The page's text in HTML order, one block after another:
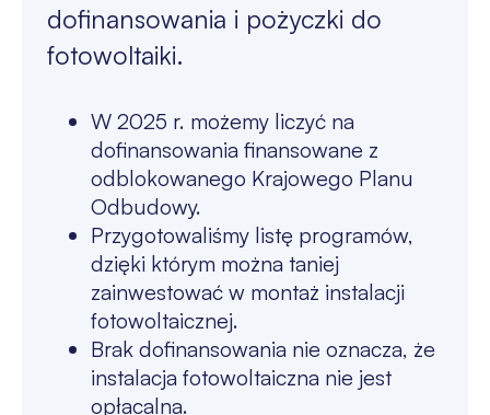
dofinansowania i pożyczki do
fotowoltaiki.
W 2025 r. możemy liczyć na
dofinansowania finansowane z
odblokowanego Krajowego Planu
Odbudowy.
Przygotowaliśmy listę programów,
dzięki którym można taniej
zainwestować w montaż instalacji
fotowoltaicznej.
Brak dofinansowania nie oznacza, że
instalacja fotowoltaiczna nie jest
opłacalna.